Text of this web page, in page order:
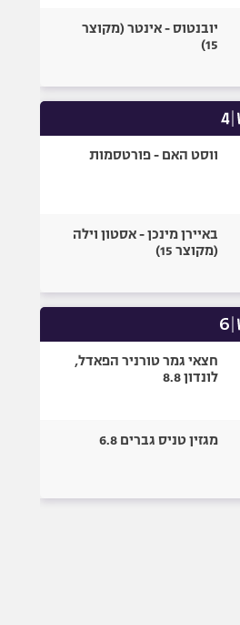
יובנטוס - אינטר (מקוצר
15)
ווסט האם - פורטסמות
באיירן מינכן - אסטון וילה
(מקוצר 15)
חצאי גמר טורניר הפאדל,
לונדון 8.8
מגזין טניס גברים 6.8